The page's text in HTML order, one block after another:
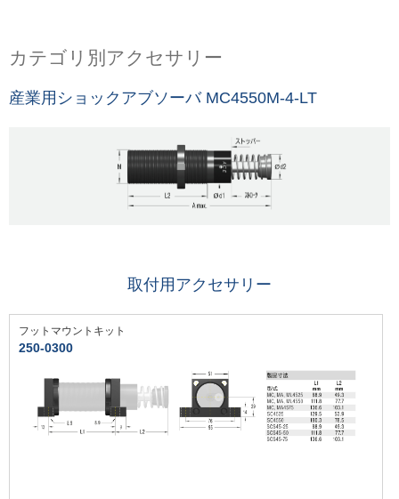
カテゴリ別アクセサリー
産業用ショックアブソーバ MC4550M-4-LT
取付用アクセサリー
フットマウントキット
250-0300